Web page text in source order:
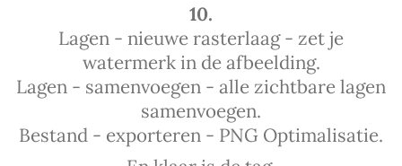
10.
Lagen - nieuwe rasterlaag - zet je
watermerk in de afbeelding.
Lagen - samenvoegen - alle zichtbare lagen
samenvoegen.
Bestand - exporteren - PNG Optimalisatie.